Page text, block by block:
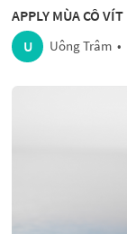
APPLY MÙA CÔ VÍT
U
Uông Trâm •